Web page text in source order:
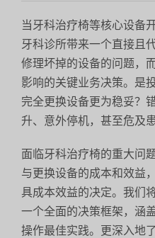
当牙科治疗椅等核心设备
牙科诊所带来一个直接且
修理坏掉的设备的问题，
影响的关键业务决策。是
完全更换设备更为稳妥？
升、意外停机，甚至危及
面临牙科治疗椅的重大问
与更换设备的成本和效益
具成本效益的决定。我们
一个全面的决策框架，涵
操作最佳实践。更深入地